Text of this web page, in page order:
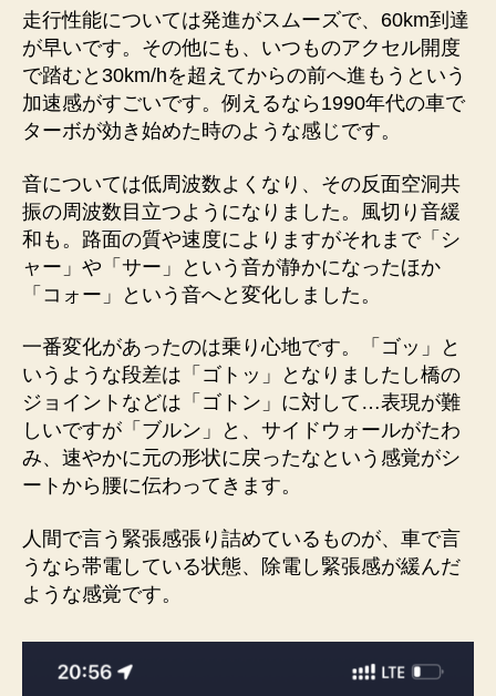
走行性能については発進がスムーズで、60km到達
が早いです。その他にも、いつものアクセル開度
で踏むと30km/hを超えてからの前へ進もうという
加速感がすごいです。例えるなら1990年代の車で
ターボが効き始めた時のような感じです。
音については低周波数よくなり、その反面空洞共
振の周波数目立つようになりました。風切り音緩
和も。路面の質や速度によりますがそれまで「シ
ャー」や「サー」という音が静かになったほか
「コォー」という音へと変化しました。
一番変化があったのは乗り心地です。「ゴッ」と
いうような段差は「ゴトッ」となりましたし橋の
ジョイントなどは「ゴトン」に対して…表現が難
しいですが「ブルン」と、サイドウォールがたわ
み、速やかに元の形状に戻ったなという感覚がシ
ートから腰に伝わってきます。
人間で言う緊張感張り詰めているものが、車で言
うなら帯電している状態、除電し緊張感が緩んだ
ような感覚です。